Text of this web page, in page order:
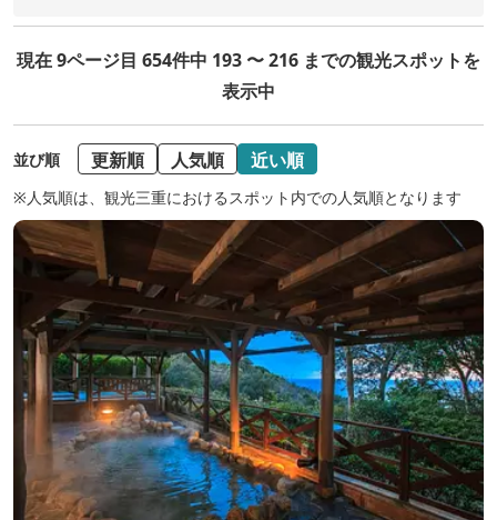
現在 9ページ目 654件中 193 〜 216 までの観光スポットを
表示中
並び順 更新順 人気順 近い順
※人気順は、観光三重におけるスポット内での人気順となります